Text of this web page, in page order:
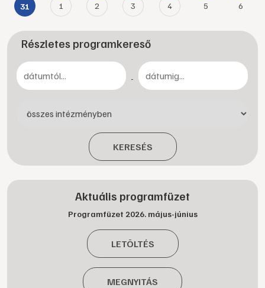
31 1 2 3 4 5 6
Részletes programkereső
-
KERESÉS
Aktuális programfüzet
Programfüzet 2026. május-június
LETÖLTÉS
MEGNYITÁS